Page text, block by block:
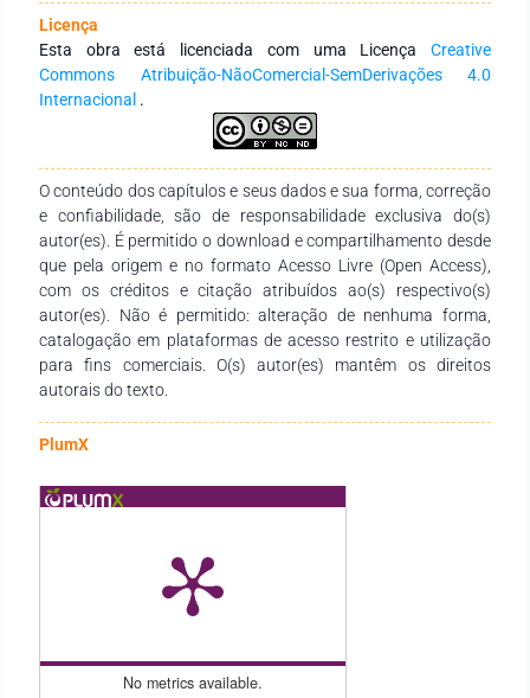
documental do início da história humana. Para ele, isso seria,
fundamentalmente, um exercício que se consente à
imaginação. Este começo não precisa ser fabricado, “mas
pode ser derivado da experiência se se assume que essa
experiência não era melhor ou pior em sua origem do que é
presentemente (KANT, 2012, p. 46). Podemos, portanto,
seguir um roteiro. Kant escolhe utilizar “um documento
sagrado” e desenvolve sua reflexão a partir de Gênesis, um
texto bíblico. Gostaria de refletir até onde este caminhar de
Kant nos ajudaria a pensar filosoficamente a parte mais
antiga da história humana e como textos mitológicos nos
servem de documentos filosóficos e históricos para uma
reflexão do ser humano em sua gênesis.
Licença
Esta obra está licenciada com uma Licença Creative
Commons Atribuição-NãoComercial-SemDerivações 4.0
Internacional .
O conteúdo dos capítulos e seus dados e sua forma, correção
e confiabilidade, são de responsabilidade exclusiva do(s)
autor(es). É permitido o download e compartilhamento desde
que pela origem e no formato Acesso Livre (Open Access),
com os créditos e citação atribuídos ao(s) respectivo(s)
autor(es). Não é permitido: alteração de nenhuma forma,
catalogação em plataformas de acesso restrito e utilização
para fins comerciais. O(s) autor(es) mantêm os direitos
autorais do texto.
PlumX
No metrics available.